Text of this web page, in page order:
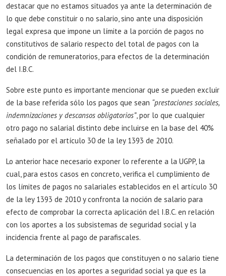
destacar que no estamos situados ya ante la determinación de
lo que debe constituir o no salario, sino ante una disposición
legal expresa que impone un límite a la porción de pagos no
constitutivos de salario respecto del total de pagos con la
condición de remuneratorios, para efectos de la determinación
del I.B.C.
Sobre este punto es importante mencionar que se pueden excluir
de la base referida sólo los pagos que sean “prestaciones sociales,
indemnizaciones y descansos obligatorios”, por lo que cualquier
otro pago no salarial distinto debe incluirse en la base del 40%
señalado por el artículo 30 de la ley 1393 de 2010.
Lo anterior hace necesario exponer lo referente a la UGPP, la
cual, para estos casos en concreto, verifica el cumplimiento de
los límites de pagos no salariales establecidos en el artículo 30
de la ley 1393 de 2010 y confronta la noción de salario para
efecto de comprobar la correcta aplicación del I.B.C. en relación
con los aportes a los subsistemas de seguridad social y la
incidencia frente al pago de parafiscales.
La determinación de los pagos que constituyen o no salario tiene
consecuencias en los aportes a seguridad social ya que es la